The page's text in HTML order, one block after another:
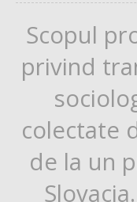
Scopul
privind
colectate
de la un